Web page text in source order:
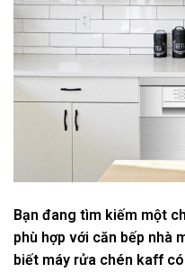
Bạn đang tìm kiếm một
phù hợp với căn bếp nhà
biết máy rửa chén kaff